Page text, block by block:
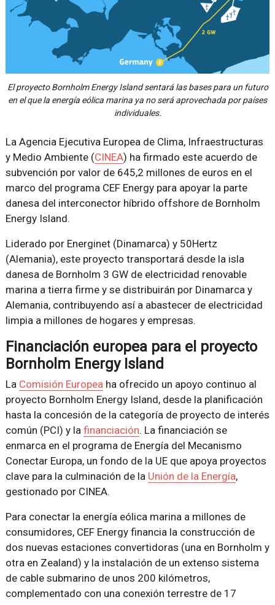
El proyecto Bornholm Energy Island sentará las bases para un futuro
en el que la energía eólica marina ya no será aprovechada por países
individuales.
La Agencia Ejecutiva Europea de Clima, Infraestructuras
y Medio Ambiente (CINEA) ha firmado este acuerdo de
subvención por valor de 645,2 millones de euros en el
marco del programa CEF Energy para apoyar la parte
danesa del interconector híbrido offshore de Bornholm
Energy Island.
Liderado por Energinet (Dinamarca) y 50Hertz
(Alemania), este proyecto transportará desde la isla
danesa de Bornholm 3 GW de electricidad renovable
marina a tierra firme y se distribuirán por Dinamarca y
Alemania, contribuyendo así a abastecer de electricidad
limpia a millones de hogares y empresas.
Financiación europea para el proyecto
Bornholm Energy Island
La Comisión Europea ha ofrecido un apoyo continuo al
proyecto Bornholm Energy Island, desde la planificación
hasta la concesión de la categoría de proyecto de interés
común (PCI) y la financiación. La financiación se
enmarca en el programa de Energía del Mecanismo
Conectar Europa, un fondo de la UE que apoya proyectos
clave para la culminación de la Unión de la Energía,
gestionado por CINEA.
Para conectar la energía eólica marina a millones de
consumidores, CEF Energy financia la construcción de
dos nuevas estaciones convertidoras (una en Bornholm y
otra en Zealand) y la instalación de un extenso sistema
de cable submarino de unos 200 kilómetros,
complementado con una conexión terrestre de 17